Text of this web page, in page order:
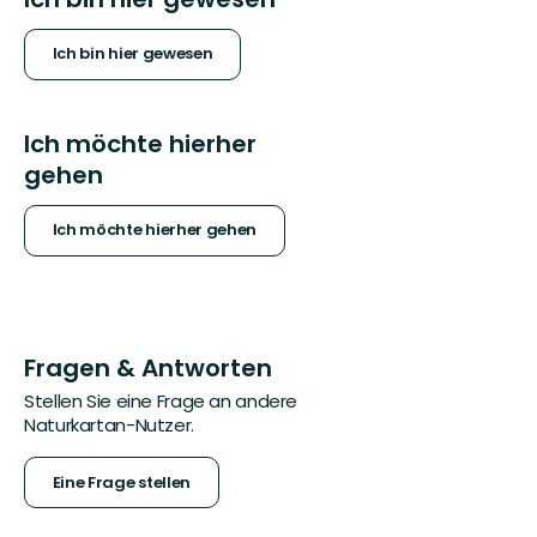
Ich bin hier gewesen
Ich möchte hierher
gehen
Ich möchte hierher gehen
Fragen & Antworten
Stellen Sie eine Frage an andere
Naturkartan-Nutzer.
Eine Frage stellen